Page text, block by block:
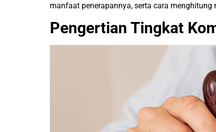
manfaat penerapannya, serta cara
Pengertian Tingkat